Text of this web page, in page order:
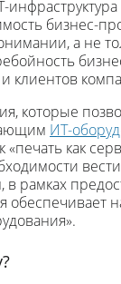
бизнес-
а не
клиентов
которые
ИТ-
как
рамках